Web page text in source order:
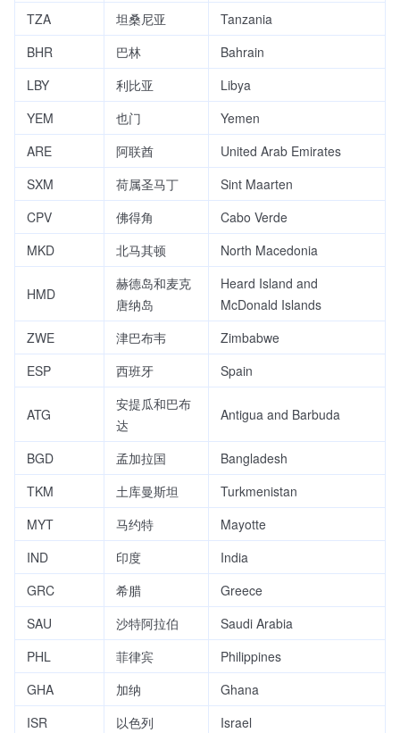
TZA
坦桑尼亚
Tanzania
BHR
巴林
Bahrain
LBY
利比亚
Libya
YEM
也门
Yemen
ARE
阿联酋
United Arab Emirates
SXM
荷属圣马丁
Sint Maarten
CPV
佛得角
Cabo Verde
MKD
北马其顿 North Macedonia
HMD
赫德岛和麦克
唐纳岛
Heard Island and
McDonald Islands
ZWE
津巴布韦
Zimbabwe
ESP
西班牙 Spain
ATG
安提瓜和巴布
达
Antigua and Barbuda
BGD 孟加拉国
Bangladesh
TKM
土库曼斯坦
Turkmenistan
MYT
马约特
Mayotte
IND
印度
India
GRC
希腊
Greece
SAU
沙特阿拉伯
Saudi Arabia
PHL
菲律宾
Philippines
GHA
加纳
Ghana
ISR
以色列 Israel